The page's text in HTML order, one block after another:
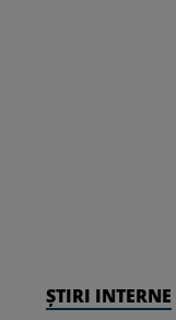
ȘTIRI INTERNE